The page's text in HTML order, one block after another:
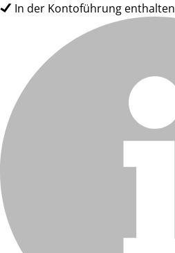
In der Kontoführung enthalten